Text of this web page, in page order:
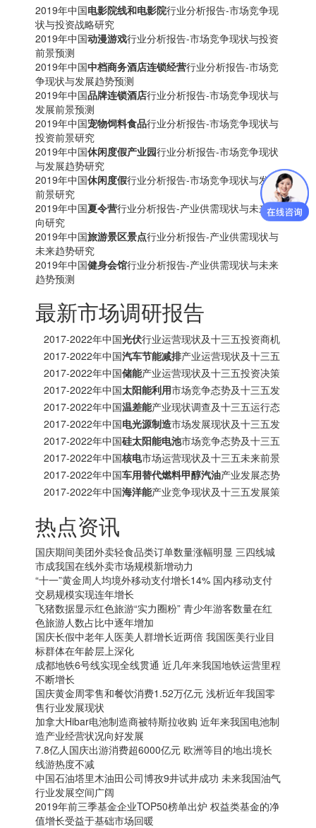
2019年中国电影院线和电影院行业分析报告-市场竞争现
状与投资战略研究
2019年中国动漫游戏行业分析报告-市场竞争现状与投资
前景预测
2019年中国中档商务酒店连锁经营行业分析报告-市场竞
争现状与发展趋势预测
2019年中国品牌连锁酒店行业分析报告-市场竞争现状与
发展前景预测
2019年中国宠物饲料食品行业分析报告-市场竞争现状与
投资前景研究
2019年中国休闲度假产业园行业分析报告-市场竞争现状
与发展趋势研究
2019年中国休闲度假行业分析报告-市场竞争现状与发展
前景研究
2019年中国夏令营行业分析报告-产业供需现状与未来动
向研究
2019年中国旅游景区景点行业分析报告-产业供需现状与
未来趋势研究
2019年中国健身会馆行业分析报告-产业供需现状与未来
趋势预测
最新市场调研报告
2017-2022年中国光伏行业运营现状及十三五投资商机
研究报告
2017-2022年中国汽车节能减排产业运营现状及十三五
发展趋势前瞻报告
2017-2022年中国储能产业运营现状及十三五投资决策
分析报告
2017-2022年中国太阳能利用市场竞争态势及十三五发
展趋势前瞻报告
2017-2022年中国温差能产业现状调查及十三五运行态
势预测报告
2017-2022年中国电光源制造市场发展现状及十三五发
展策略分析报告
2017-2022年中国硅太阳能电池市场竞争态势及十三五
投资商机研究报告
2017-2022年中国核电市场运营现状及十三五未来前景
分析报告
2017-2022年中国车用替代燃料甲醇汽油产业发展态势
及十三五投资方向分析报告
2017-2022年中国海洋能产业竞争现状及十三五发展策
热点资讯
国庆期间美团外卖轻食品类订单数量涨幅明显 三四线城
市成我国在线外卖市场规模新增动力
“十一”黄金周人均境外移动支付增长14% 国内移动支付
交易规模实现连年增长
飞猪数据显示红色旅游“实力圈粉” 青少年游客数量在红
色旅游人数占比中逐年增加
国庆长假中老年人医美人群增长近两倍 我国医美行业目
标群体在年龄层上深化
成都地铁6号线实现全线贯通 近几年来我国地铁运营里程
不断增长
国庆黄金周零售和餐饮消费1.52万亿元 浅析近年我国零
售行业发展现状
加拿大Hibar电池制造商被特斯拉收购 近年来我国电池制
造产业经营状况向好发展
7.8亿人国庆出游消费超6000亿元 欧洲等目的地出境长
线游热度不减
中国石油塔里木油田公司博孜9井试井成功 未来我国油气
行业发展空间广阔
2019年前三季基金企业TOP50榜单出炉 权益类基金的净
值增长受益于基础市场回暖